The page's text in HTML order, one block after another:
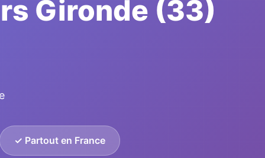
Gironde (33)
✓ Partout en France